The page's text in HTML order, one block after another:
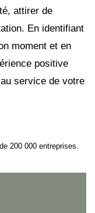
attirer de
En identifiant
moment et en
positive
service de votre
200 000 entreprises.